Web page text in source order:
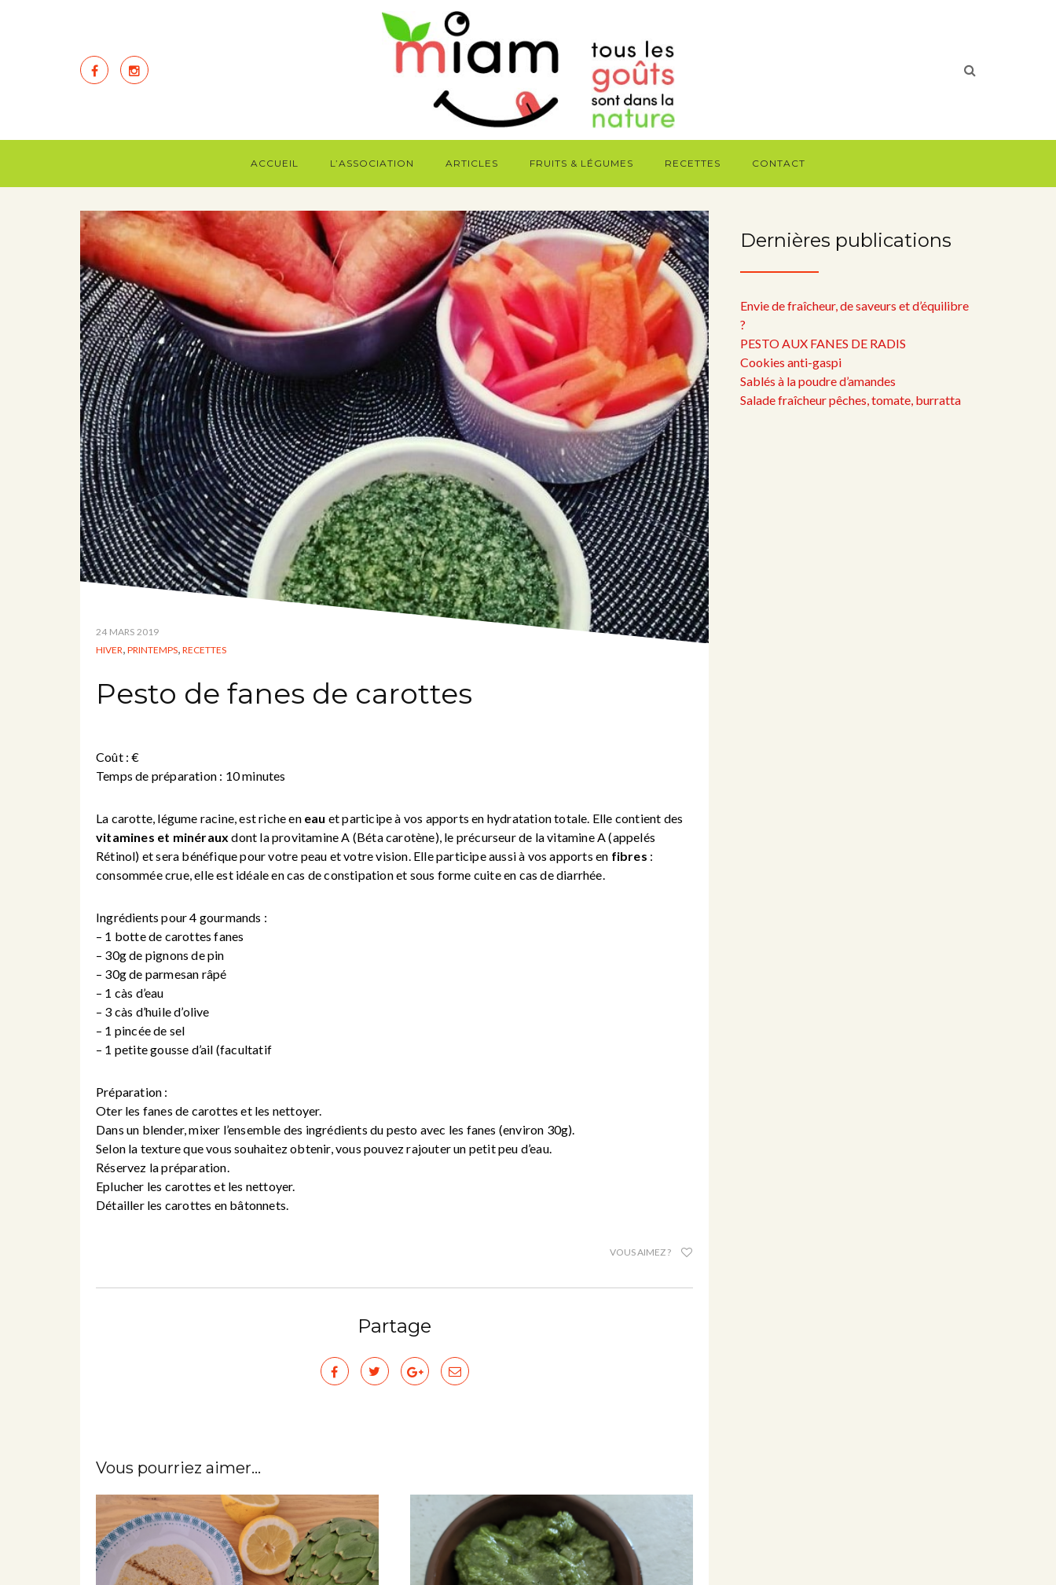
ACCUEIL L’ASSOCIATION ARTICLES FRUITS & LÉGUMES RECETTES CONTACT
24 MARS 2019
HIVER PRINTEMPS RECETTES
Pesto de fanes de carottes
Coût : €
Temps de préparation : 10 minutes
La carotte, légume racine, est riche en eau et participe à vos apports en hydratation totale. Elle contient des
vitamines et minéraux dont la provitamine A (Béta carotène), le précurseur de la vitamine A (appelés
Rétinol) et sera bénéfique pour votre peau et votre vision. Elle participe aussi à vos apports en fibres :
consommée crue, elle est idéale en cas de constipation et sous forme cuite en cas de diarrhée.
Ingrédients pour 4 gourmands :
– 1 botte de carottes fanes
– 30g de pignons de pin
– 30g de parmesan râpé
– 1 càs d’eau
– 3 càs d’huile d’olive
– 1 pincée de sel
– 1 petite gousse d’ail (facultatif
Préparation :
Oter les fanes de carottes et les nettoyer.
Dans un blender, mixer l’ensemble des ingrédients du pesto avec les fanes (environ 30g).
Selon la texture que vous souhaitez obtenir, vous pouvez rajouter un petit peu d’eau.
Réservez la préparation.
Eplucher les carottes et les nettoyer.
Détailler les carottes en bâtonnets.
VOUS AIMEZ ?
Partage
Vous pourriez aimer...
Dernières publications
Envie de fraîcheur, de saveurs et d’équilibre
?
PESTO AUX FANES DE RADIS
Cookies anti-gaspi
Sablés à la poudre d’amandes
Salade fraîcheur pêches, tomate, burratta